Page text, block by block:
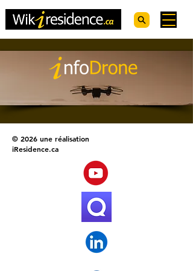
© 2026 une réalisation
iResidence.ca